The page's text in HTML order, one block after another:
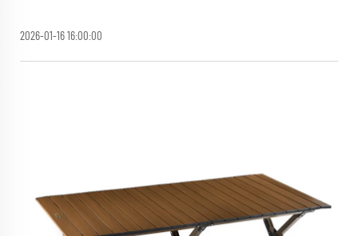
2026-01-16 16:00:00